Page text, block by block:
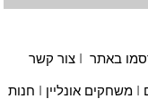
באתר צור קשר
משחקים אונליין
חנות